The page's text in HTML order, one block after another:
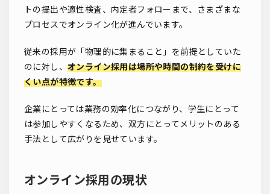
トの提出や適性検査、内定者フォローまで、さまざまな
プロセスでオンライン化が進んでいます。
従来の採用が「物理的に集まること」を前提としていた
のに対し、 オンライン採用は場所や時間の制約を受けに
くい点が特徴です。
企業にとっては業務の効率化につながり、学生にとって
は参加しやすくなるため、双方にとってメリットのある
手法として広がりを見せています。
オンライン採用の現状